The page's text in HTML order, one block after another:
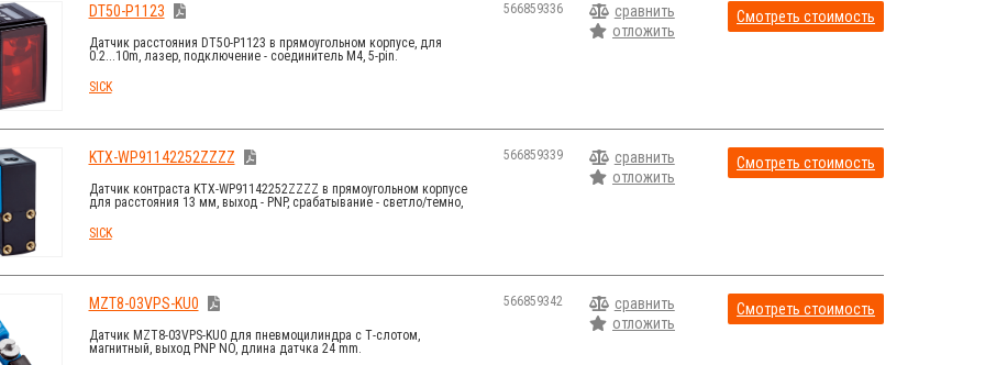
DT50-P1123
Датчик расстояния DT50-P1123 в прямоугольном корпусе, для
0.2...10m, лазер, подключение - соединитель M4, 5-pin.
SICK
566859336
сравнить
отложить
Смотреть стоимость
KTX-WP91142252ZZZZ
Датчик контраста KTX-WP91142252ZZZZ в прямоугольном корпусе
для расстояния 13 мм, выход - PNP, срабатывание - светло/темно,
SICK
566859339
сравнить
отложить
Смотреть стоимость
MZT8-03VPS-KU0
Датчик MZT8-03VPS-KU0 для пневмоцилиндра с Т-слотом,
магнитный, выход PNP NO, длина датчка 24 mm.
566859342
сравнить
отложить
Смотреть стоимость